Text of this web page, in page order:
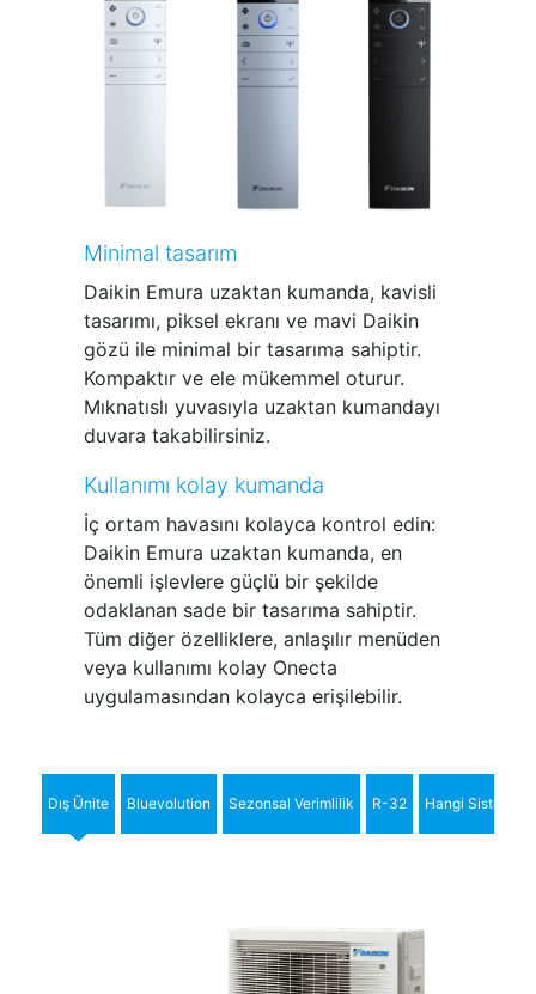
Minimal tasarım
Daikin Emura uzaktan kumanda, kavisli
tasarımı, piksel ekranı ve mavi Daikin
gözü ile minimal bir tasarıma sahiptir.
Kompaktır ve ele mükemmel oturur.
Mıknatıslı yuvasıyla uzaktan kumandayı
duvara takabilirsiniz.
Kullanımı kolay kumanda
İç ortam havasını kolayca kontrol edin:
Daikin Emura uzaktan kumanda, en
önemli işlevlere güçlü bir şekilde
odaklanan sade bir tasarıma sahiptir.
Tüm diğer özelliklere, anlaşılır menüden
veya kullanımı kolay Onecta
uygulamasından kolayca erişilebilir.
Dış Ünite Bluevolution Sezonsal Verimlilik R-32 Hangi Sistem?